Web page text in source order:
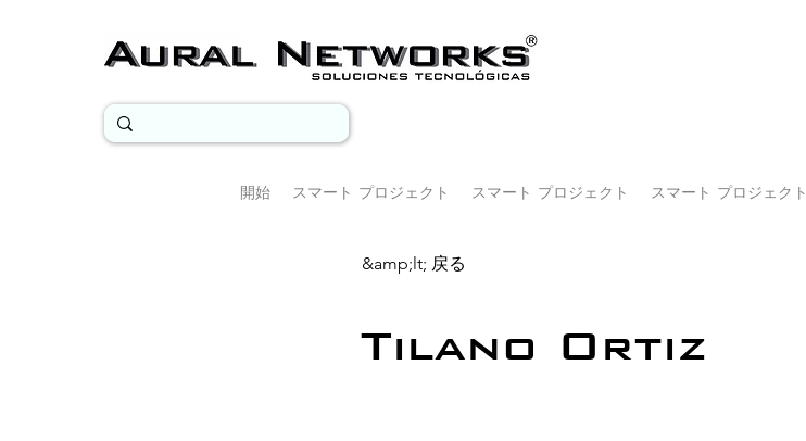
開始 スマート プロジェクト スマート プロジェクト スマート プロジェクト
&amp;lt; 戻る
Tilano Ortiz